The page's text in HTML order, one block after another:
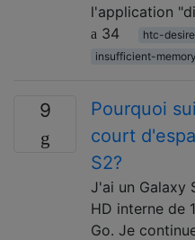
l'application
34
htc-desire
insufficient-memory
9
Pourquoi
court
S2?
J'ai un Galaxy
HD interne de
Go. Je